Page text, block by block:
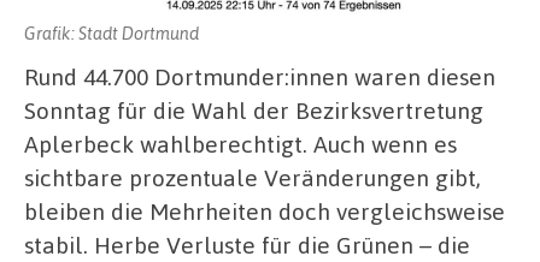
Grafik: Stadt Dortmund
Rund 44.700 Dortmunder:innen waren diesen
Sonntag für die Wahl der Bezirksvertretung
Aplerbeck wahlberechtigt. Auch wenn es
sichtbare prozentuale Veränderungen gibt,
bleiben die Mehrheiten doch vergleichsweise
stabil. Herbe Verluste für die Grünen – die